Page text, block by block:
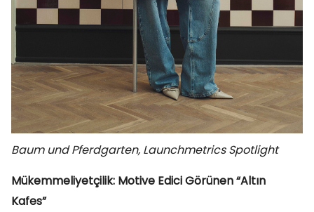
Baum und Pferdgarten, Launchmetrics Spotlight
Mükemmeliyetçilik: Motive Edici Görünen “Altın
Kafes”